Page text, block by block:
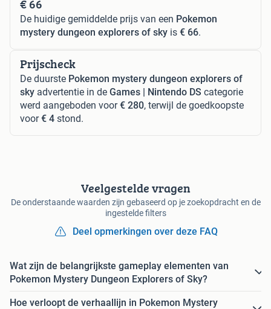
€ 66
De huidige gemiddelde prijs van een Pokemon
mystery dungeon explorers of sky is € 66.
Prijscheck
De duurste Pokemon mystery dungeon explorers of
sky advertentie in de Games | Nintendo DS categorie
werd aangeboden voor€ 280, terwijl de goedkoopste
voor€ 4 stond.
Veelgestelde vragen
De onderstaande waarden zijn gebaseerd op je zoekopdracht en de
ingestelde filters
Deel opmerkingen over deze FAQ
Wat zijn de belangrijkste gameplay elementen van
Pokemon Mystery Dungeon Explorers of Sky?
Hoe verloopt de verhaallijn in Pokemon Mystery